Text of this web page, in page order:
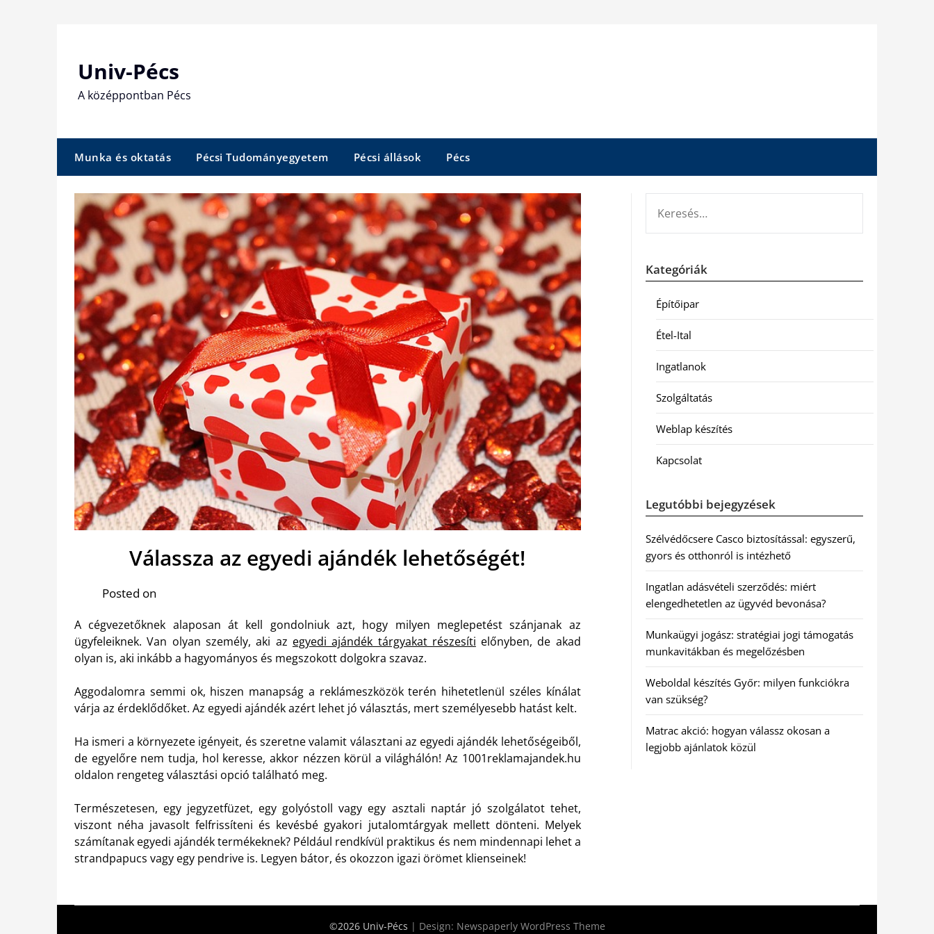
Univ-Pécs
A középpontban Pécs
Munka és oktatás Pécsi Tudományegyetem Pécsi állások Pécs
Válassza az egyedi ajándék lehetőségét!
Posted on
A cégvezetőknek alaposan át kell gondolniuk azt, hogy milyen meglepetést szánjanak az
ügyfeleiknek. Van olyan személy, aki az egyedi ajándék tárgyakat részesíti előnyben, de akad
olyan is, aki inkább a hagyományos és megszokott dolgokra szavaz.
Aggodalomra semmi ok, hiszen manapság a reklámeszközök terén hihetetlenül széles kínálat
várja az érdeklődőket. Az egyedi ajándék azért lehet jó választás, mert személyesebb hatást kelt.
Ha ismeri a környezete igényeit, és szeretne valamit választani az egyedi ajándék lehetőségeiből,
de egyelőre nem tudja, hol keresse, akkor nézzen körül a világhálón! Az 1001reklamajandek.hu
oldalon rengeteg választási opció található meg.
Természetesen, egy jegyzetfüzet, egy golyóstoll vagy egy asztali naptár jó szolgálatot tehet,
viszont néha javasolt felfrissíteni és kevésbé gyakori jutalomtárgyak mellett dönteni. Melyek
számítanak egyedi ajándék termékeknek? Például rendkívül praktikus és nem mindennapi lehet a
strandpapucs vagy egy pendrive is. Legyen bátor, és okozzon igazi örömet klienseinek!
Kategóriák
Építőipar
Étel-Ital
Ingatlanok
Szolgáltatás
Weblap készítés
Kapcsolat
Legutóbbi bejegyzések
Szélvédőcsere Casco biztosítással: egyszerű,
gyors és otthonról is intézhető
Ingatlan adásvételi szerződés: miért
elengedhetetlen az ügyvéd bevonása?
Munkaügyi jogász: stratégiai jogi támogatás
munkavitákban és megelőzésben
Weboldal készítés Győr: milyen funkciókra
van szükség?
Matrac akció: hogyan válassz okosan a
legjobb ajánlatok közül
©2026 Univ-Pécs | Design: Newspaperly WordPress Theme